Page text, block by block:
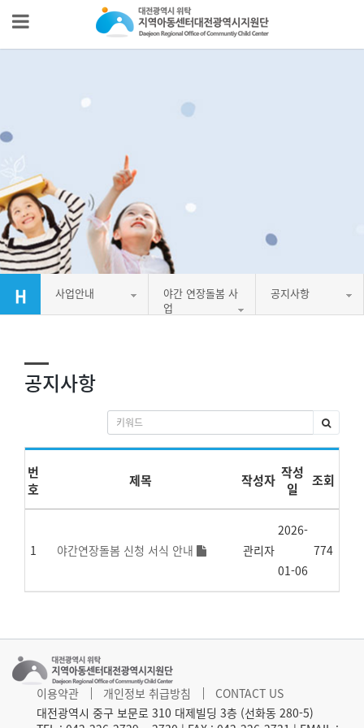
사업안내
야간 연장돌봄 사
업
공지사항
공지사항
번
호
제목 작성자 작성
일
조회
1 야간연장돌봄 신청 서식 안내 관리자
2026-
01-06
774
이용약관 개인정보 취급방침
CONTACT US
대전광역시 중구 보문로 310 대제빌딩 3층 (선화동 280-5)